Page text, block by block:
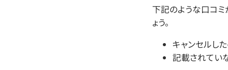
下記のような口コ
ょう。
キャンセルし
記載されてい